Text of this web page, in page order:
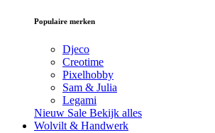
Populaire merken
Djeco
Creotime
Pixelhobby
Sam & Julia
Legami
Nieuw Sale Bekijk alles
Wolvilt & Handwerk